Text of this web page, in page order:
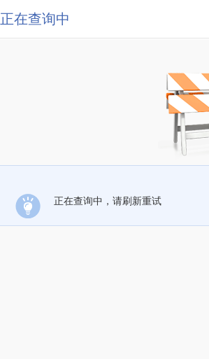
正在查询中
正在查询中，请刷新重试